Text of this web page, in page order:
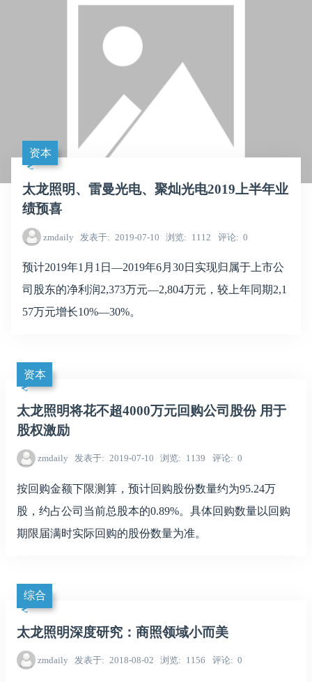
资本
太龙照明、雷曼光电、聚灿光电2019上半年业
绩预喜
zmdaily 发表于 2019-07-10 浏览 1112 评论 0
预计2019年1月1日—2019年6月30日实现归属于上市公
司股东的净利润2,373万元—2,804万元，较上年同期2,1
57万元增长10%—30%。
资本
太龙照明将花不超4000万元回购公司股份 用于
股权激励
zmdaily 发表于 2019-07-10 浏览 1139 评论 0
按回购金额下限测算，预计回购股份数量约为95.24万
股，约占公司当前总股本的0.89%。具体回购数量以回购
期限届满时实际回购的股份数量为准。
综合
太龙照明深度研究：商照领域小而美
zmdaily 发表于 2018-08-02 浏览 1156 评论 0